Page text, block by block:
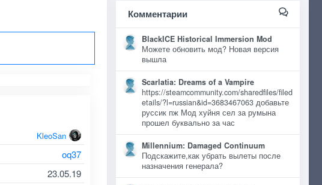
KleoSan
oq37
23.05.19
Комментарии
BlackICE Historical Immersion Mod
Можете обновить мод? Новая версия
вышла
Scarlatia: Dreams of a Vampire
https://steamcommunity.com/sharedfiles/filed
etails/?l=russian&id=3683467063 добавьте
руссик пж Мод хуйня сел за румына
прошел буквально за час
Millennium: Damaged Continuum
Подскажите,как убрать вылеты после
назначения генерала?